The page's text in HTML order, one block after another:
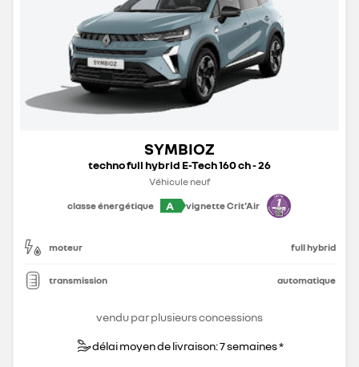
SYMBIOZ
techno full hybrid E-Tech 160 ch - 26
Véhicule neuf
classe énergétique
A vignette Crit'Air
moteur full hybrid
transmission automatique
vendu par plusieurs concessions
délai moyen de livraison: 7 semaines *